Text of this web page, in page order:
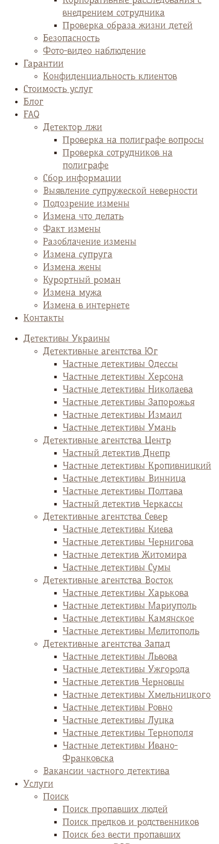
внедрением сотрудника
Проверка образа жизни детей
Безопасность
Фото-видео наблюдение
Гарантии
Конфиденциальность клиентов
Стоимость услуг
Блог
FAQ
Детектор лжи
Проверка на полиграфе вопросы
Проверка сотрудников на
полиграфе
Сбор информации
Выявление супружеской неверности
Подозрение измены
Измена что делать
Факт измены
Разоблачение измены
Измена супруга
Измена жены
Курортный роман
Измена мужа
Измена в интернете
Контакты
Детективы Украины
Детективные агентства Юг
Частные детективы Одессы
Частные детективы Херсона
Частные детективы Николаева
Частные детективы Запорожья
Частные детективы Измаил
Частные детективы Умань
Детективные агентства Центр
Частный детектив Днепр
Частные детективы Кропивницкий
Частные детективы Винница
Частные детективы Полтава
Частный детектив Черкассы
Детективные агентства Север
Частные детективы Киева
Частные детективы Чернигова
Частные детектив Житомира
Частные детективы Сумы
Детективные агентства Восток
Частные детективы Харькова
Частные детективы Мариуполь
Частные детективы Камянское
Частные детективы Мелитополь
Детективные агентства Запад
Частные детективы Львова
Частные детективы Ужгорода
Частные детектив Черновцы
Частные детективы Хмельницкого
Частные детективы Ровно
Частные детективы Луцка
Частные детективы Тернополя
Частные детективы Ивано-
Франковска
Вакансии частного детектива
Услуги
Поиск
Поиск пропавших людей
Поиск предков и родственников
Поиск без вести пропавших